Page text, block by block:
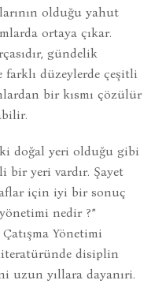
olduğu yahut
ortaya çıkar.
gündelik
farklı düzeylerde çeşitli
bir kısmı çözülür
doğal yeri olduğu gibi
bir yeri vardır. Şayet
için iyi bir sonuç
nedir ?”
Yönetimi
disiplin
uzun yıllara dayanıri.